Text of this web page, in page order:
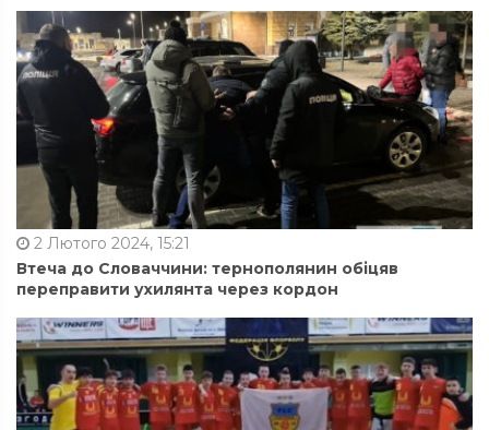
2 Лютого 2024, 15:21
Втеча до Словаччини: тернополянин обіцяв
переправити ухилянта через кордон